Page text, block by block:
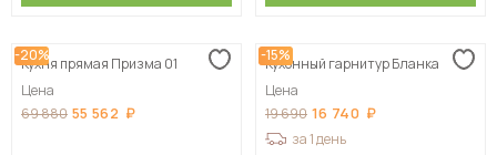
-20%
Кухня прямая Призма 01
Цена
69 880 55 562
-15%
Кухонный гарнитур Бланка
Цена
19 690 16 740
за 1 день